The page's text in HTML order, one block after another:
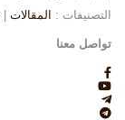
التصنيفات : المقالات
تواصل معنا